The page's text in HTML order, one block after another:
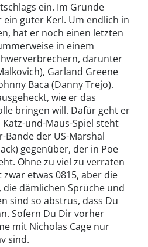
ein. Im Grunde
guter Kerl. Um endlich in
hat er noch einen letzten
in einem
darunter
Garland Greene
Baca (Danny Trejo).
wie er das
bringen will. Dafür geht er
und-Maus-Spiel steht
der US-Marshal
gegenüber, der in Poe
Ohne zu viel zu verraten
etwas 0815, aber die
dämlichen Sprüche und
sind so abstrus, dass Du
Sofern Du Dir vorher
mit Nicholas Cage nur
sind.